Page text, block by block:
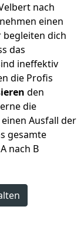
nach
einen
begleiten dich
das
ineffektiv
die Profis
den
die
Ausfall der
gesamte
nach B